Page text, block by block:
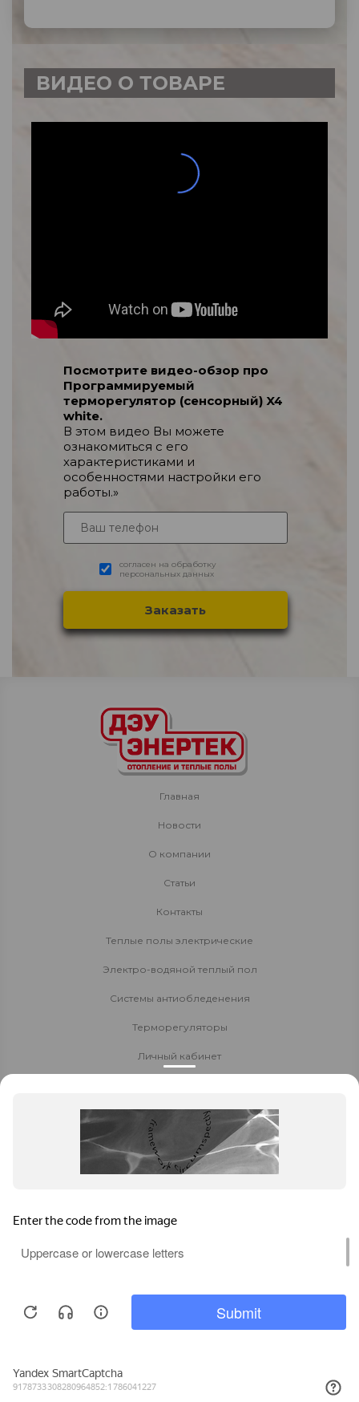
ВИДЕО О ТОВАРЕ
Посмотрите видео-обзор про
Программируемый
терморегулятор (сенсорный) X4
white.
В этом видео Вы можете
ознакомиться с его
характеристиками и
особенностями настройки его
работы.»
согласен на обработку
персональных данных
Главная
Новости
О компании
Статьи
Контакты
Теплые полы электрические
Электро-водяной теплый пол
Системы антиобледенения
Терморегуляторы
Личный кабинет
Стать партнёром
Политика конфиденциальности
Контакты
Позвонить